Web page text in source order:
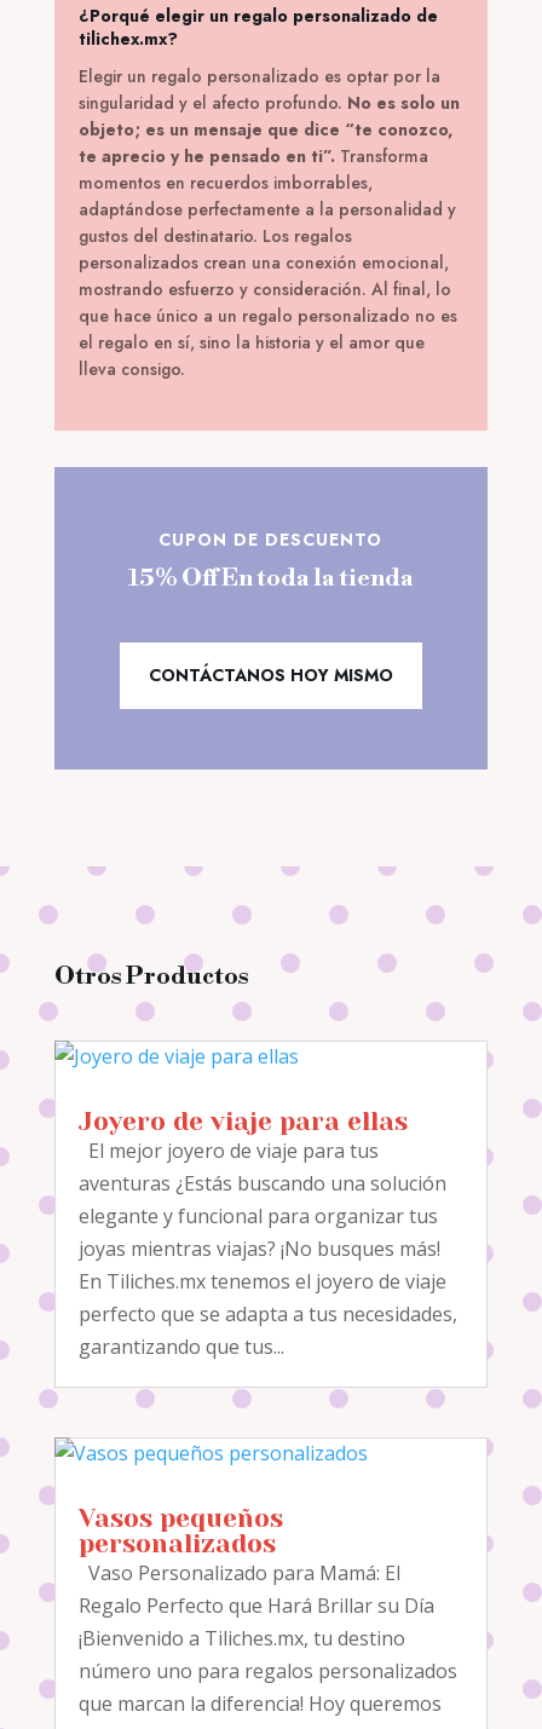
¿Porqué elegir un regalo personalizado de
tilichex.mx?
Elegir un regalo personalizado es optar por la
singularidad y el afecto profundo. No es solo un
objeto; es un mensaje que dice “te conozco,
te aprecio y he pensado en ti”. Transforma
momentos en recuerdos imborrables,
adaptándose perfectamente a la personalidad y
gustos del destinatario. Los regalos
personalizados crean una conexión emocional,
mostrando esfuerzo y consideración. Al final, lo
que hace único a un regalo personalizado no es
el regalo en sí, sino la historia y el amor que
lleva consigo.
CUPON DE DESCUENTO
15% Off En toda la tienda
CONTÁCTANOS HOY MISMO
Otros Productos
Joyero de viaje para ellas
El mejor joyero de viaje para tus
aventuras ¿Estás buscando una solución
elegante y funcional para organizar tus
joyas mientras viajas? ¡No busques más!
En Tiliches.mx tenemos el joyero de viaje
perfecto que se adapta a tus necesidades,
garantizando que tus...
Vasos pequeños
personalizados
Vaso Personalizado para Mamá: El
Regalo Perfecto que Hará Brillar su Día
¡Bienvenido a Tiliches.mx, tu destino
número uno para regalos personalizados
que marcan la diferencia! Hoy queremos